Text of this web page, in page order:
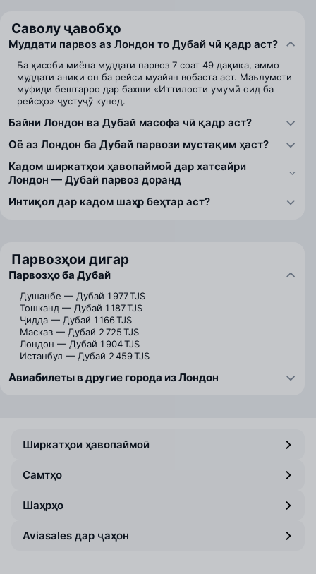
Саволу ҷавобҳо
Муддати парвоз аз Лондон то Дубай чӣ қадр аст?
Ба ҳисоби миёна муддати парвоз 7 соат 49 дақиқа, аммо
муддати аниқи он ба рейси муайян вобаста аст. Маълумоти
муфиди бештарро дар бахши «Иттилооти умумӣ оид ба
рейсҳо» ҷустуҷӯ кунед.
Байни Лондон ва Дубай масофа чӣ қадр аст?
Оё аз Лондон ба Дубай парвози мустақим ҳаст?
Кадом ширкатҳои ҳавопаймоӣ дар хатсайри
Лондон — Дубай парвоз доранд
Интиқол дар кадом шаҳр беҳтар аст?
Парвозҳои дигар
Парвозҳо ба Дубай
Душанбе — Дубай 1 977 TJS
Тошканд — Дубай 1 187 TJS
Ҷидда — Дубай 1 166 TJS
Маскав — Дубай 2 725 TJS
Лондон — Дубай 1 904 TJS
Истанбул — Дубай 2 459 TJS
Авиабилеты в другие города из Лондон
Ширкатҳои ҳавопаймоӣ
Самтҳо
Шаҳрҳо
Aviasales дар ҷаҳон